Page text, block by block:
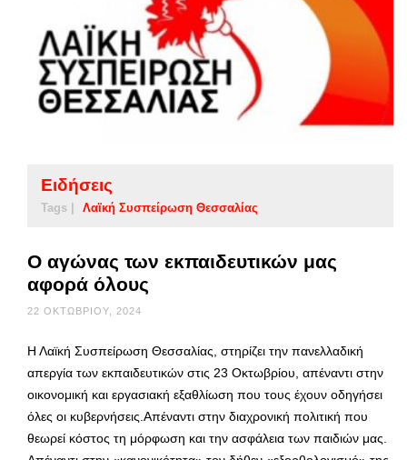
Ειδήσεις
Tags | Λαϊκή Συσπείρωση Θεσσαλίας
Ο αγώνας των εκπαιδευτικών μας
αφορά όλους
22 ΟΚΤΩΒΡΊΟΥ, 2024
Η Λαϊκή Συσπείρωση Θεσσαλίας, στηρίζει την πανελλαδική
απεργία των εκπαιδευτικών στις 23 Οκτωβρίου, απέναντι στην
οικονομική και εργασιακή εξαθλίωση που τους έχουν οδηγήσει
όλες οι κυβερνήσεις.Απέναντι στην διαχρονική πολιτική που
θεωρεί κόστος τη μόρφωση και την ασφάλεια των παιδιών μας.